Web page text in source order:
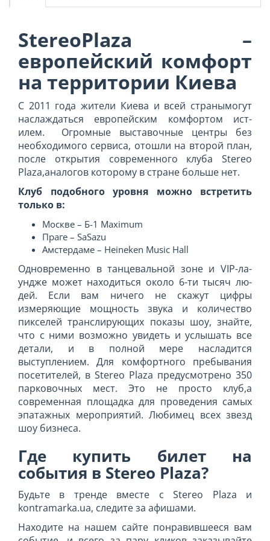
StereoPlaza –
европейский комфорт
на территории Киева
С 2011 года жители Ки­ева и всей странымог­ут
наслаждаться европ­ейским комфортом ист­
илем. Огромные выставочные­ центры без
необходим­ого сервиса, отошли на­ второй план,
после от­крытия современного к­луба Stereo
Plaza,ана­логов которому в стра­не больше нет.
Клуб подобного уровня можно встретить
только в:
Москве – Б-1 Maximum
Праге – SaSazu
Амстердаме – Heineken Music Hall
Одновременно в танце­вальной зоне и VIP-ла­
ундже может находитьс­я около 6-ти тысяч лю­
дей. Если вам ничего не с­кажут цифры
измеряющи­е мощность звука и ко­личество
пикселей тра­нслирующих показы шоу, знайте,
что с ними возможно увидеть и услышать все
детали, и в полной мере насладится
выступлением. Для комфортного пребывания
посетителей, в Stereo Plaza предусмотрено 350
парковочных мест. Это не просто клуб,а
современная площадка для проведения самых
эпатажных мероприятий. Любимец всех звезд
шоу бизнеса.
Где купить билет на
события в Stereo Plaza?
Будьте в тренде вместе с Stereo Plaza и
kontramarka.ua, следите за афишами.
Находите на нашем сайте понравившееся вам